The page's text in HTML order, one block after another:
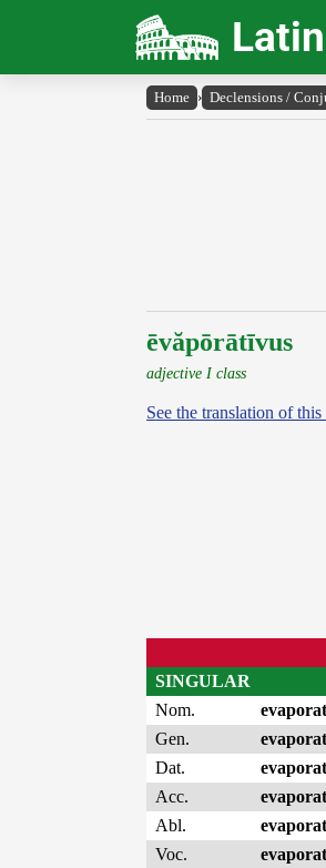
Home › Declensions /
ēvăpōrātīvus
adjective I class
See the translation of
SINGULAR
Nom.
Gen.
Dat.
Acc.
Abl.
Voc.